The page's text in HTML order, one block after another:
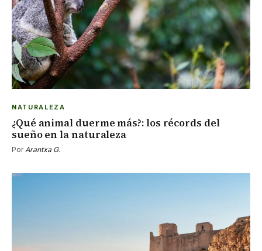
NATURALEZA
¿Qué animal duerme más?: los récords del
sueño en la naturaleza
PorArantxa G.